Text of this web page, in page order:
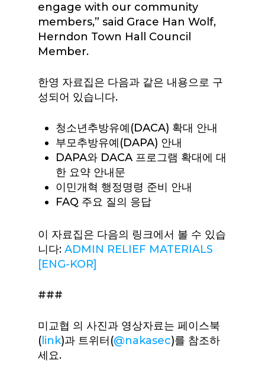
engage with our community
members,” said Grace Han Wolf,
Herndon Town Hall Council
Member.
한영 자료집은 다음과 같은 내용으로 구
성되어 있습니다.
청소년추방유예(DACA) 확대 안내
부모추방유예(DAPA) 안내
DAPA와 DACA 프로그램 확대에 대
한 요약 안내문
이민개혁 행정명령 준비 안내
FAQ 주요 질의 응답
이 자료집은 다음의 링크에서 볼 수 있습
니다: ADMIN RELIEF MATERIALS
[ENG-KOR]
###
미교협 의 사진과 영상자료는 페이스북
( link)과 트위터(@nakasec)를 참조하
세요.